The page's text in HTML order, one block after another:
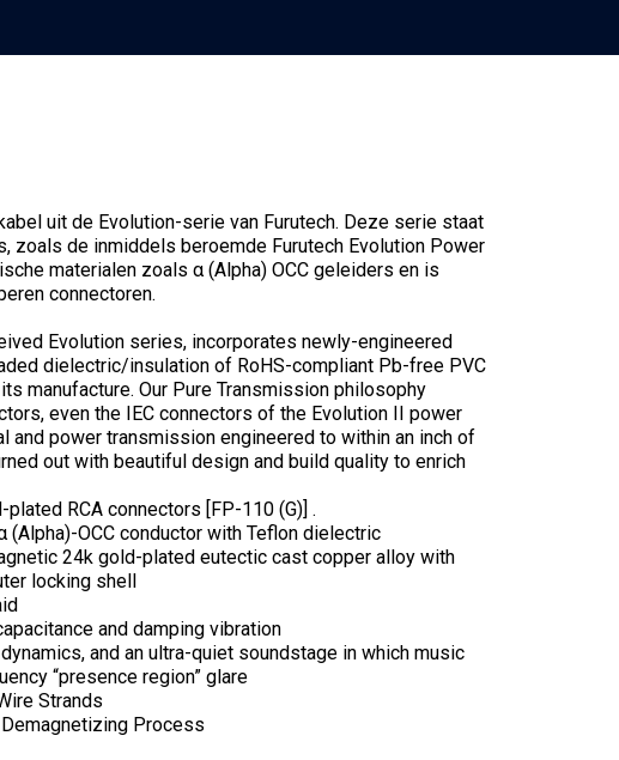
uit de Evolution-serie van Furutech. Deze serie staat
zoals de inmiddels beroemde Furutech Evolution Power
materialen zoals α (Alpha) OCC geleiders en is
connectoren.
Evolution series, incorporates newly-engineered
dielectric/insulation of RoHS-compliant Pb-free PVC
manufacture. Our Pure Transmission philosophy
even the IEC connectors of the Evolution II power
and power transmission engineered to within an inch of
out with beautiful design and build quality to enrich
RCA connectors [FP-110 (G)] .
(Alpha)-OCC conductor with Teflon dielectric
24k gold-plated eutectic cast copper alloy with
locking shell
and damping vibration
and an ultra-quiet soundstage in which music
“presence region” glare
Strands
Demagnetizing Process